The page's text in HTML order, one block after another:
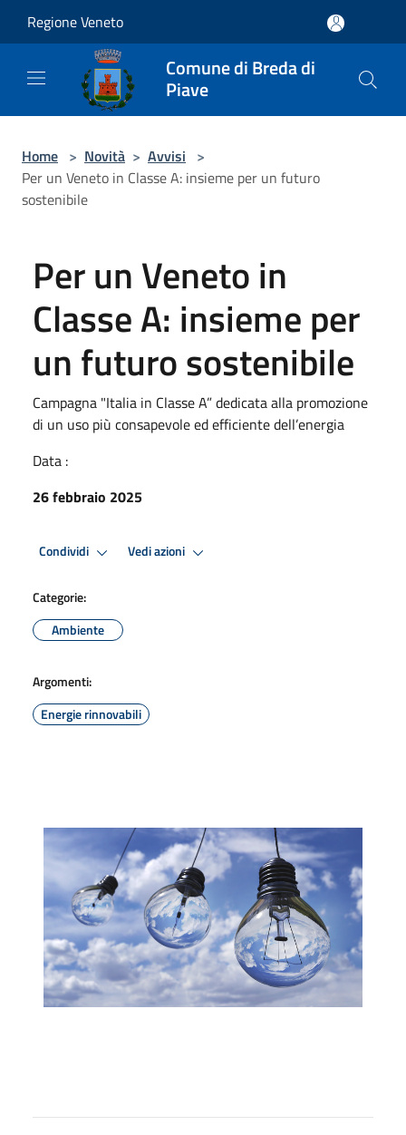
Regione Veneto
Comune di Breda di
Piave
Home > Novità > Avvisi >
Per un Veneto in Classe A: insieme per un futuro
sostenibile
Per un Veneto in
Classe A: insieme per
un futuro sostenibile
Campagna "Italia in Classe A” dedicata alla promozione
di un uso più consapevole ed efficiente dell’energia
Data :
26 febbraio 2025
Condividi Vedi azioni
Categorie:
Ambiente
Argomenti:
Energie rinnovabili